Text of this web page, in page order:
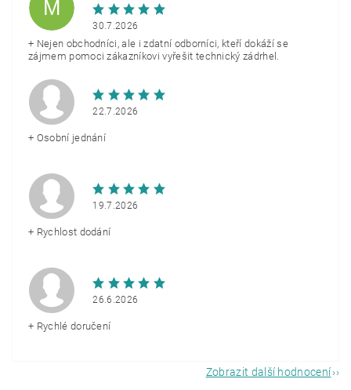
M
30.7.2026
+ Nejen obchodníci, ale i zdatní odborníci, kteří dokáží se
zájmem pomoci zákazníkovi vyřešit technický zádrhel.
22.7.2026
+ Osobní jednání
19.7.2026
+ Rychlost dodání
26.6.2026
+ Rychlé doručení
Zobrazit další hodnocení